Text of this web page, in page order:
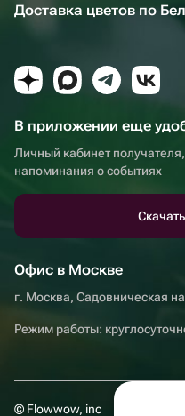
Доставка цветов по
В приложении еще
Личный кабинет
напоминания о событиях
Офис в Москве
г. Москва, Садовническая
Режим работы:
© Flowwow, inc